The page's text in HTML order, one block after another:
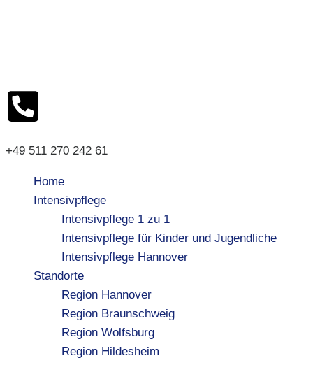
+49 511 270 242 61
Home
Intensivpflege
Intensivpflege 1 zu 1
Intensivpflege für Kinder und Jugendliche
Intensivpflege Hannover
Standorte
Region Hannover
Region Braunschweig
Region Wolfsburg
Region Hildesheim